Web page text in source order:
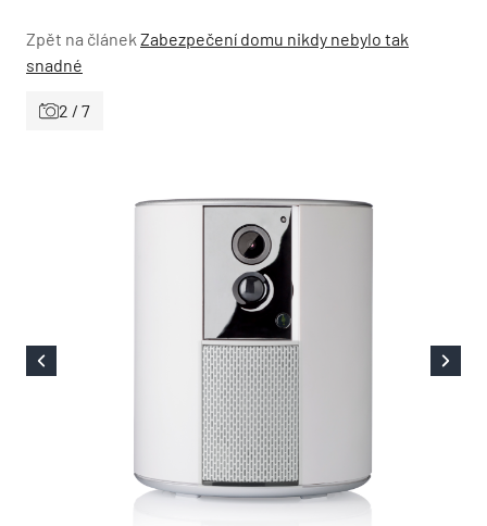
Zpět na článek Zabezpečení domu nikdy nebylo tak
snadné
2 / 7